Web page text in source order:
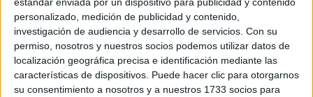
personalizado, medición de publicidad y contenido,
investigación de audiencia y desarrollo de servicios. Con su
permiso, nosotros y nuestros socios podemos utilizar datos de
localización geográfica precisa e identificación mediante las
características de dispositivos. Puede hacer clic para otorgarnos
su consentimiento a nosotros y a nuestros 1733 socios para
Espacio Publicitario